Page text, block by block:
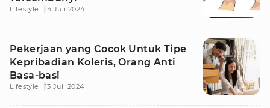
Lifestyle 14 Juli 2024
Pekerjaan yang Cocok Untuk Tipe
Kepribadian Koleris, Orang Anti
Basa-basi
Lifestyle 13 Juli 2024